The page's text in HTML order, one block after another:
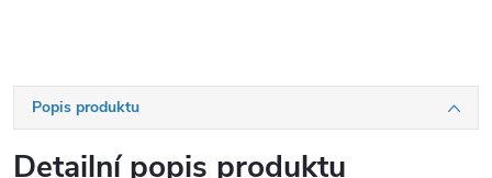
Popis produktu
Detailní popis produktu